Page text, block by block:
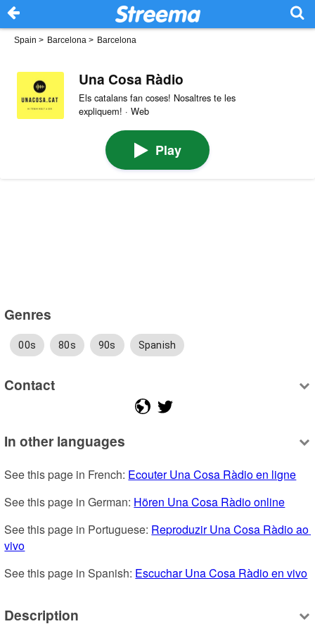
Spain > Barcelona > Barcelona
Una Cosa Ràdio
Els catalans fan coses! Nosaltres te les
expliquem! · Web
Play
Genres
00s 80s 90s Spanish
Contact
In other languages
See this page in French: Ecouter Una Cosa Ràdio en ligne
See this page in German: Hören Una Cosa Ràdio online
See this page in Portuguese: Reproduzir Una Cosa Ràdio ao
vivo
See this page in Spanish: Escuchar Una Cosa Ràdio en vivo
Description